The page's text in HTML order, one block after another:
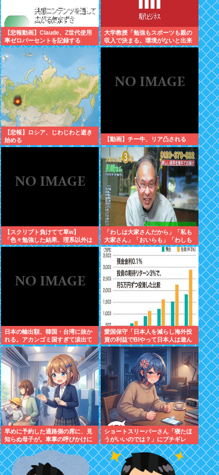
【悲報動画】Claude、Z世代使用
率ゼロパーセントを記録する
大学教授「勉強もスポーツも親の
収入で決まる。環境がないと出来
るわけがない」
【悲報】ロシア、じわじわと逝き
始める
【動画】チー牛、リア凸される
【スクリプト負けてて草w】
「色々勉強した結果、理系以外は
エラー品だと気付いた【ガチ】」
「わしは大家さんだから」「私も
大家さん」「おいらも」「わしも
じゃ」「拙者も」こんなCMに騙
された日本人
日本の輸出額、韓国・台湾に抜か
れる。アカンゴミ国すぎて涙出て
きた…
愛国保守「日本人を減らし海外投
資の利益でBIやって日本人は遊ん
で暮らすべき。移民は不要」
早めに予約した通路側の席に、見
知らぬ母子が。車掌の呼びかけに
も「目を閉じて無視」して居座ら
れました。無理やり奪われた席
は、結局“やったもん勝ち”にな
っ...
ショートスリーパーさん「寝たほ
うがいいのでは？」にブチギレ